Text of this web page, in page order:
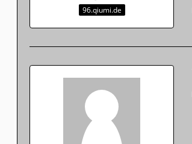
96.qiumi.de